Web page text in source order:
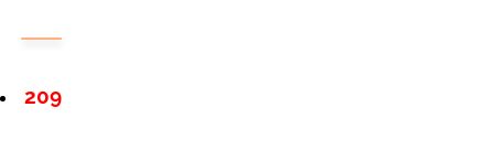
209